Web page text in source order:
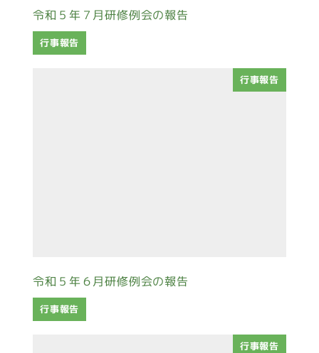
令和５年７月研修例会の報告
行事報告
行事報告
令和５年６月研修例会の報告
行事報告
行事報告